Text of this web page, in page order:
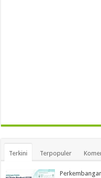
Terkini Terpopuler